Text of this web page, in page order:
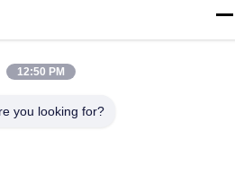
Jiangsu, 215127, Κίνα
|Sitemap
12:50 PM
you looking for?